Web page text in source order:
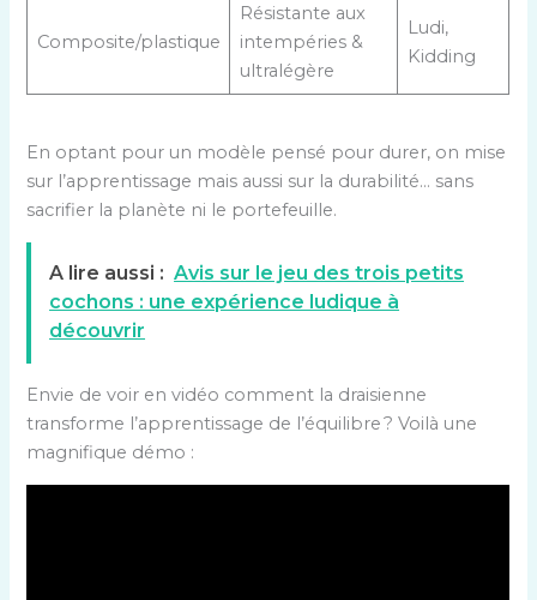
Composite/plastique
Résistante aux
intempéries &
ultralégère
Ludi,
Kidding
En optant pour un modèle pensé pour durer, on mise
sur l’apprentissage mais aussi sur la durabilité… sans
sacrifier la planète ni le portefeuille.
A lire aussi : Avis sur le jeu des trois petits
cochons : une expérience ludique à
découvrir
Envie de voir en vidéo comment la draisienne
transforme l’apprentissage de l’équilibre ? Voilà une
magnifique démo :